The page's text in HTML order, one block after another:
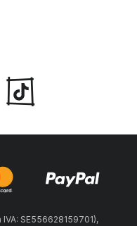
SE556628159701),